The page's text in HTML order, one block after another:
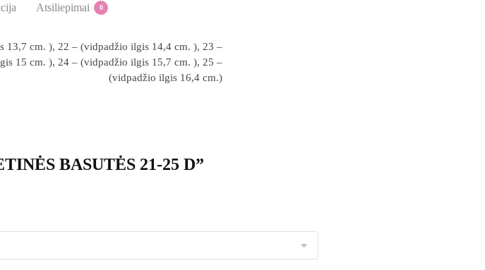
Atsiliepimai 0
13,7 cm. ), 22 – (vidpadžio ilgis 14,4 cm. ), 23 –
15 cm. ), 24 – (vidpadžio ilgis 15,7 cm. ), 25 –
(vidpadžio ilgis 16,4 cm.)
BASUTĖS 21-25 D”